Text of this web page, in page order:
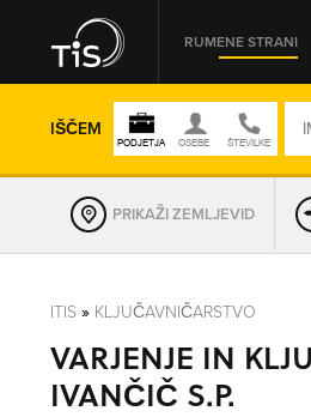
RUMENE STRANI
IŠČEM
OMREŽNA ŠT.
PRIKAŽI ZEMLJEVID
ITIS » KLJUČAVNIČARSTVO
VARJENJE IN
IVANČIČ S.P.